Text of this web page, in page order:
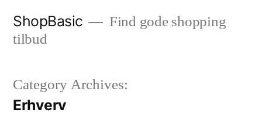
ShopBasic
Find gode shopping
tilbud
Category Archives:
Erhverv